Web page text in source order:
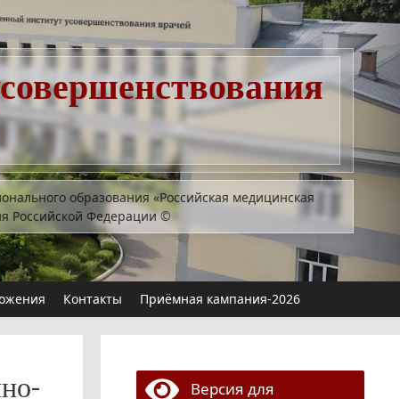
образования «Российская медицинская
Российской Федерации©
Контакты Приёмная кампания-2026
Версия для